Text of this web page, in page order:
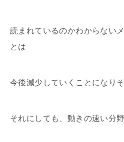
読まれているのかわからない
とは
今後減少していくことになりそ
それにしても、動きの速い分野